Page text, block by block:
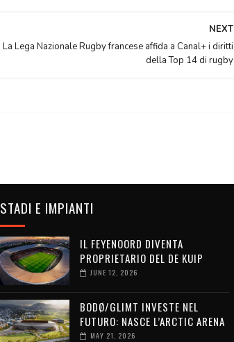
NEXT
La Lega Nazionale Rugby francese affida a Canal+ i diritti
della Top 14 di rugby
STADI E IMPIANTI
IL FEYENOORD DIVENTA
PROPRIETARIO DEL DE KUIP
JUNE 12, 2026
BODØ/GLIMT INVESTE NEL
FUTURO: NASCE L’ARCTIC ARENA
MAY 21, 2026